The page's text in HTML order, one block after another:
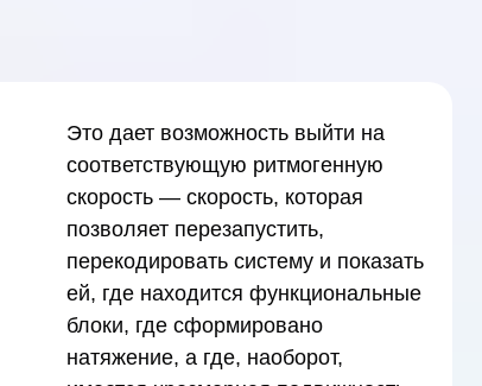
Это дает возможность выйти на
соответствующую ритмогенную
скорость — скорость, которая
позволяет перезапустить,
перекодировать систему и показать
ей, где находится функциональные
блоки, где сформировано
натяжение, а где, наоборот,